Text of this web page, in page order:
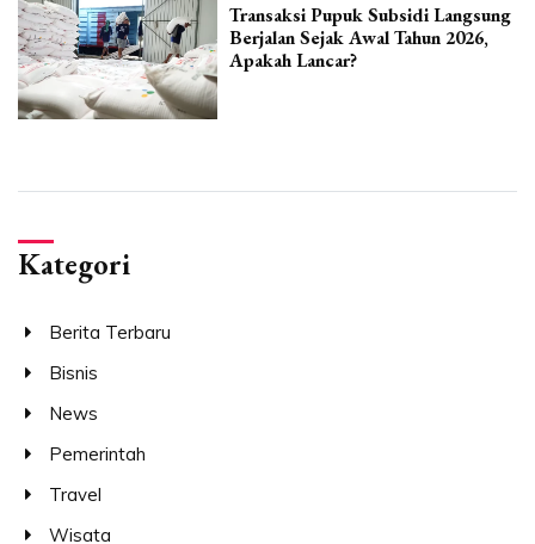
Transaksi Pupuk Subsidi Langsung
Berjalan Sejak Awal Tahun 2026,
Apakah Lancar?
Kategori
Berita Terbaru
Bisnis
News
Pemerintah
Travel
Wisata